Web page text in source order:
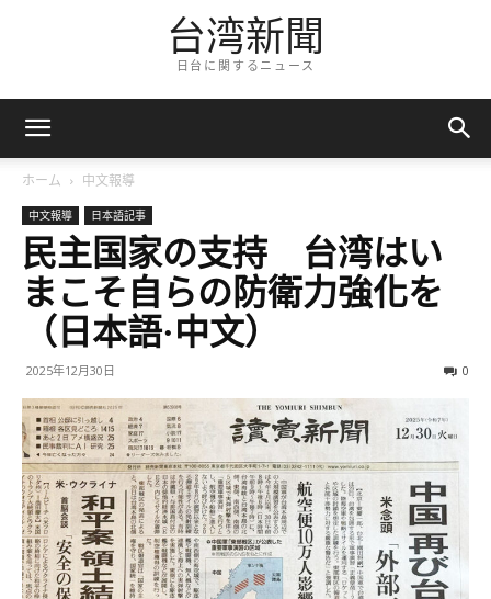
台湾新聞
日台に関するニュース
ホーム 中文報導
中文報導 日本語記事
民主国家の支持 台湾はい
まこそ自らの防衛力強化を
（日本語·中文）
2025年12月30日 0